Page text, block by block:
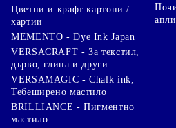
Цветни и крафт картони /
хартии
MEMENTO - Dye Ink Japan
VERSACRAFT - За текстил,
дърво, глина и други
VERSAMAGIC - Chalk ink,
Тебеширено мастило
BRILLIANCE - Пигментно
мастило